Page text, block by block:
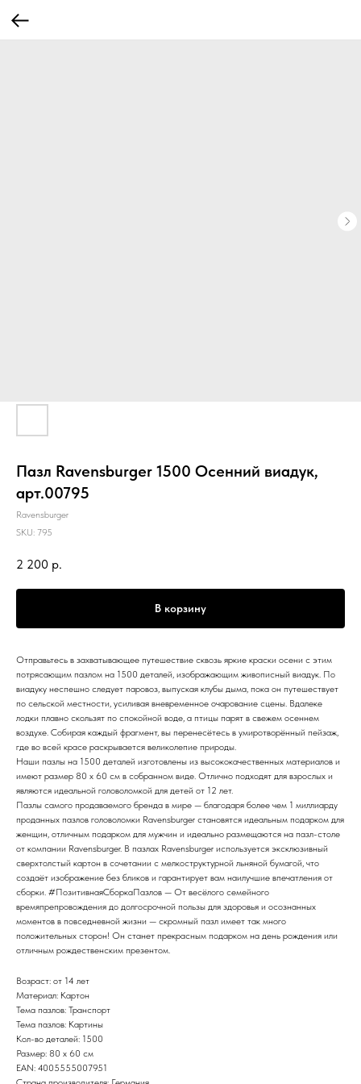
Пазл Ravensburger 1500 Осенний виадук,
арт.00795
Ravensburger
SKU: 795
2 200 р.
В корзину
Отправьтесь в захватывающее путешествие сквозь яркие краски осени с этим
потрясающим пазлом на 1500 деталей, изображающим живописный виадук. По
виадуку неспешно следует паровоз, выпуская клубы дыма, пока он путешествует
по сельской местности, усиливая вневременное очарование сцены. Вдалеке
лодки плавно скользят по спокойной воде, а птицы парят в свежем осеннем
воздухе. Собирая каждый фрагмент, вы перенесётесь в умиротворённый пейзаж,
где во всей красе раскрывается великолепие природы.
Наши пазлы на 1500 деталей изготовлены из высококачественных материалов и
имеют размер 80 x 60 см в собранном виде. Отлично подходят для взрослых и
являются идеальной головоломкой для детей от 12 лет.
Пазлы самого продаваемого бренда в мире — благодаря более чем 1 миллиарду
проданных пазлов головоломки Ravensburger становятся идеальным подарком для
женщин, отличным подарком для мужчин и идеально размещаются на пазл-столе
от компании Ravensburger. В пазлах Ravensburger используется эксклюзивный
сверхтолстый картон в сочетании с мелкоструктурной льняной бумагой, что
создаёт изображение без бликов и гарантирует вам наилучшие впечатления от
сборки. #ПозитивнаяСборкаПазлов — От весёлого семейного
времяпрепровождения до долгосрочной пользы для здоровья и осознанных
моментов в повседневной жизни — скромный пазл имеет так много
положительных сторон! Он станет прекрасным подарком на день рождения или
отличным рождественским презентом.
Возраст: от 14 лет
Материал: Картон
Тема пазлов: Транспорт
Тема пазлов: Картины
Кол-во деталей: 1500
Размер: 80 x 60 см
EAN: 4005555007951